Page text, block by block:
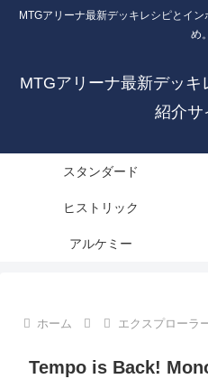
MTGアリーナ最新デッキレシピとイ
め。
MTGアリーナ最新デッ
紹介サ
スタンダード
ヒストリック
アルケミー
ホーム エクスプローラ
Tempo is Back!